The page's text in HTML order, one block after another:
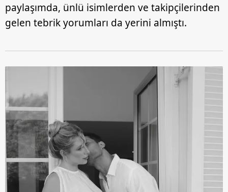
paylaşımda, ünlü isimlerden ve takipçilerinden
gelen tebrik yorumları da yerini almıştı.